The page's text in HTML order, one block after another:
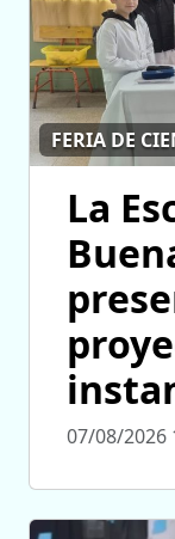
FERIA DE
La
07/08/2026